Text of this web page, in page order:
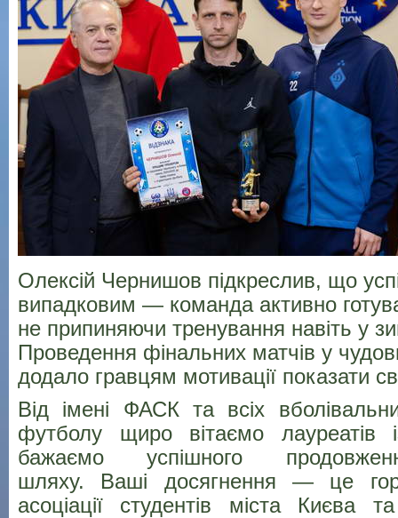
Олексій Чернишов підкреслив, що
випадковим — команда активно
не припиняючи тренування навіть у
Проведення фінальних матчів у
додало гравцям мотивації показати
Від імені ФАСК та всіх
футболу щиро вітаємо лауреатів
бажаємо успішного
шляху. Ваші досягнення — це
асоціації студентів міста Києва